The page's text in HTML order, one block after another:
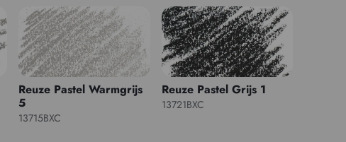
Reuze Pastel Warmgrijs
5
13715BXC
Reuze Pastel Grijs 1
13721BXC